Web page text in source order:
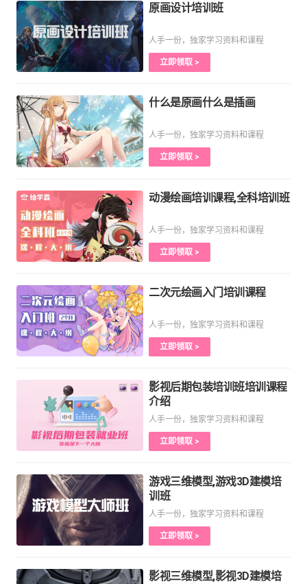
原画设计培训班
人手一份，独家学习资料和课程
立即领取 >
什么是原画什么是插画
人手一份，独家学习资料和课程
立即领取 >
动漫绘画培训课程,全科培训班
人手一份，独家学习资料和课程
立即领取 >
二次元绘画入门培训课程
人手一份，独家学习资料和课程
立即领取 >
影视后期包装培训班培训课程
介绍
人手一份，独家学习资料和课程
立即领取 >
游戏三维模型,游戏3D建模培
训班
人手一份，独家学习资料和课程
立即领取 >
影视三维模型,影视3D建模培